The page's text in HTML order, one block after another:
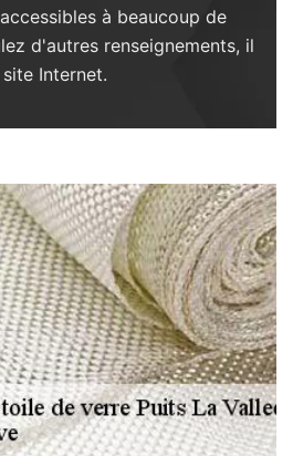
à beaucoup de
d'autres renseignements, il
Internet.